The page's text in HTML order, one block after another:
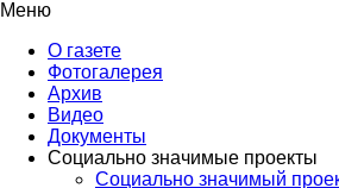
Меню
О газете
Фотогалерея
Архив
Видео
Документы
Социально значимые проекты
Социально значимый